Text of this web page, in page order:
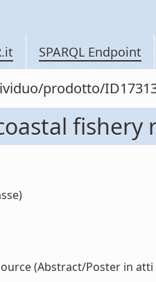
SPARQL Endpoint
prodotto/
(Abstract/Poster in